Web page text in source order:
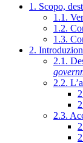
1. Scopo,
1.1.
1.2.
1.3.
2.
2.1.
2.2.
2.3.